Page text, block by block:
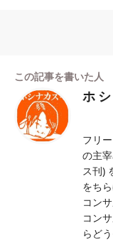
この記事を書いた人
ホ
フリ
の主
ス刊)
をち
コン
コン
らどう